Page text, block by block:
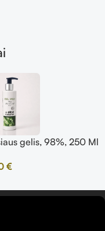
gelis, 98%, 250 Ml
€